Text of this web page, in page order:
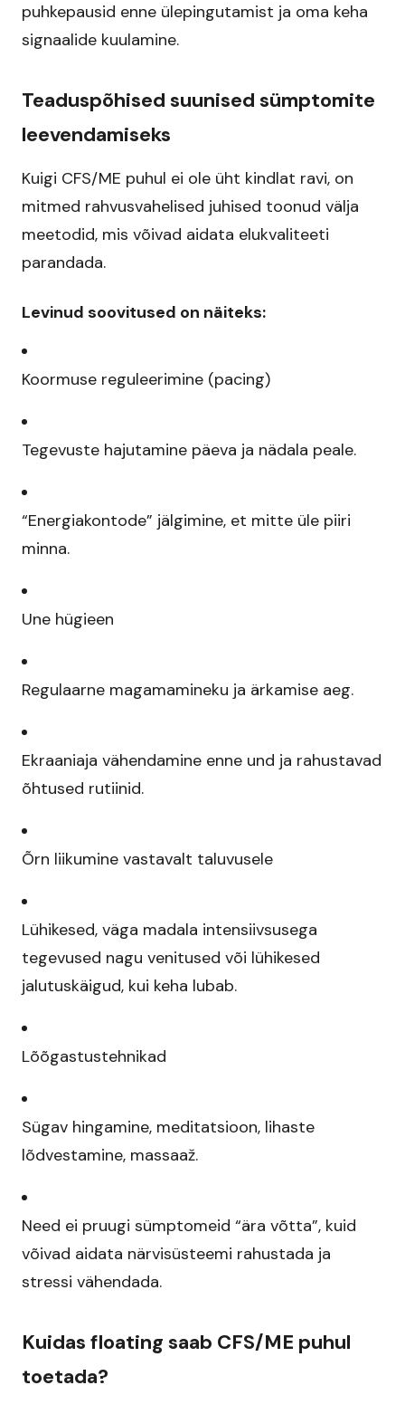
puhkepausid enne ülepingutamist ja oma keha
signaalide kuulamine.​
Teaduspõhised suunised sümptomite
leevendamiseks
Kuigi CFS/ME puhul ei ole üht kindlat ravi, on
mitmed rahvusvahelised juhised toonud välja
meetodid, mis võivad aidata elukvaliteeti
parandada.​
Levinud soovitused on näiteks:
Koormuse reguleerimine (pacing)
Tegevuste hajutamine päeva ja nädala peale.​
“Energiakontode” jälgimine, et mitte üle piiri
minna.​
Une hügieen
Regulaarne magamamineku ja ärkamise aeg.​
Ekraaniaja vähendamine enne und ja rahustavad
õhtused rutiinid.​
Õrn liikumine vastavalt taluvusele
Lühikesed, väga madala intensiivsusega
tegevused nagu venitused või lühikesed
jalutuskäigud, kui keha lubab.​
Lõõgastustehnikad
Sügav hingamine, meditatsioon, lihaste
lõdvestamine, massaaž.​
Need ei pruugi sümptomeid “ära võtta”, kuid
võivad aidata närvisüsteemi rahustada ja
stressi vähendada.​
Kuidas floating saab CFS/ME puhul
toetada?